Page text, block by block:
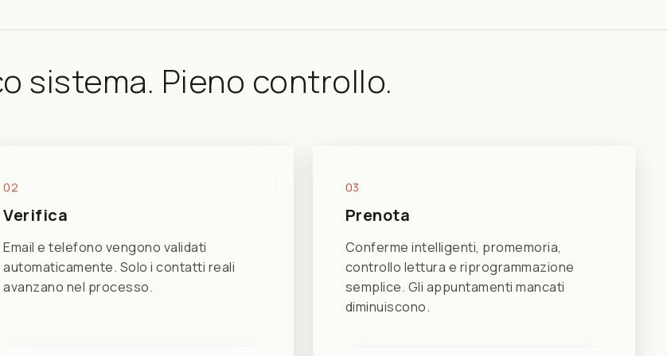
sistema. Pieno controllo.
02
Verifica
Email e telefono vengono validati
automaticamente. Solo i contatti reali
avanzano nel processo.
03
Prenota
Conferme intelligenti, promemoria,
controllo lettura e riprogrammazione
semplice. Gli appuntamenti mancati
diminuiscono.